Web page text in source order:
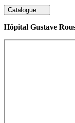
Catalogue
Hôpital Gustave